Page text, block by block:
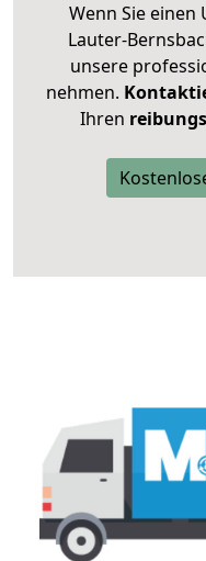
Wenn Sie
Lauter-
unsere
nehmen.
Ihren